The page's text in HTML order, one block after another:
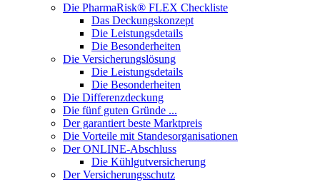
Die PharmaRisk® FLEX Checkliste
Das Deckungskonzept
Die Leistungsdetails
Die Besonderheiten
Die Versicherungslösung
Die Leistungsdetails
Die Besonderheiten
Die Differenzdeckung
Die fünf guten Gründe ...
Der garantiert beste Marktpreis
Die Vorteile mit Standesorganisationen
Der ONLINE-Abschluss
Die Kühlgutversicherung
Der Versicherungsschutz